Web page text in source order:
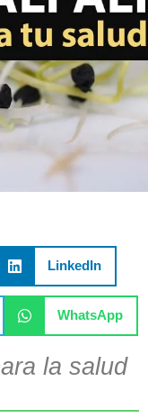
LinkedIn
WhatsApp
la salud